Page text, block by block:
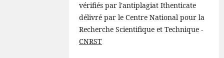
vérifiés par l'antiplagiat Ithenticate
délivré par le Centre National pour la
Recherche Scientifique et Technique -
CNRST